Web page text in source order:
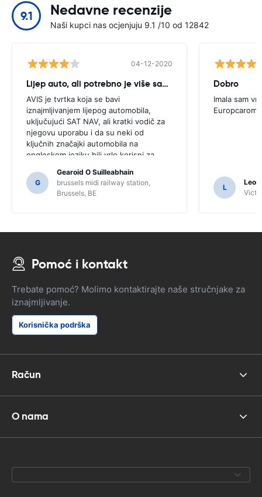
9.1 Nedavne recenzije
Naši kupci nas ocjenjuju 9.1 /10 od 12842
04-12-2020
Lijep auto, ali potrebno je više savjeta
AVIS je tvrtka koja se bavi
iznajmljivanjem lijepog automobila,
uključujući SAT NAV, ali kratki vodič za
njegovu uporabu i da su neki od
ključnih značajki automobila na
engleskom jeziku bili vrlo korisni za
određene mještane za smjernice i samo
zbog toga možda nismo shvatili funkcije
G
Gearoid O Suilleabhain
brussels midi railway station,
Brussels, BE
Dobro
Imala sam
Europcarom
L
Pomoć i kontakt
Trebate pomoć? Molimo kontaktirajte naše stručnjake za
iznajmljivanje.
Korisnička podrška
Račun
O nama